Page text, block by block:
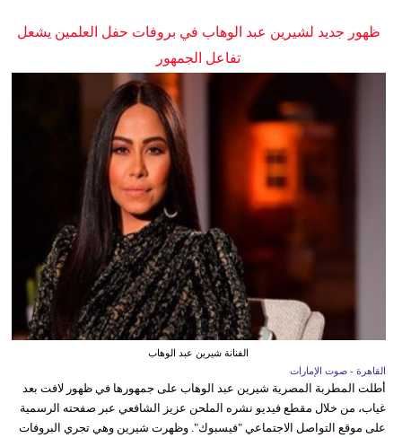
ظهور جديد لشيرين عبد الوهاب في بروفات حفل العلمين يشعل
تفاعل الجمهور
الفنانة شيرين عبد الوهاب
القاهرة - صوت الإمارات
أطلت المطربة المصرية شيرين عبد الوهاب على جمهورها في ظهور لافت بعد
غياب، من خلال مقطع فيديو نشره الملحن عزيز الشافعي عبر صفحته الرسمية
على موقع التواصل الاجتماعي "فيسبوك". وظهرت شيرين وهي تجري البروفات